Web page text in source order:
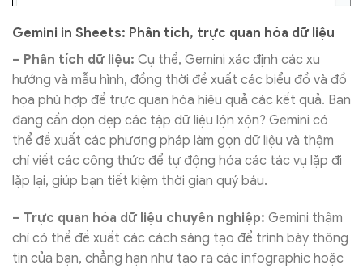
Gemini in Sheets: Phân tích, trực quan hóa dữ liệu
– Phân tích dữ liệu: Cụ thể, Gemini xác định các xu
hướng và mẫu hình, đồng thời đề xuất các biểu đồ và đồ
họa phù hợp để trực quan hóa hiệu quả các kết quả. Bạn
đang cần dọn dẹp các tập dữ liệu lộn xộn? Gemini có
thể đề xuất các phương pháp làm gọn dữ liệu và thậm
chí viết các công thức để tự động hóa các tác vụ lặp đi
lặp lại, giúp bạn tiết kiệm thời gian quý báu.
– Trực quan hóa dữ liệu chuyên nghiệp: Gemini thậm
chí có thể đề xuất các cách sáng tạo để trình bày thông
tin của bạn, chẳng hạn như tạo ra các infographic hoặc